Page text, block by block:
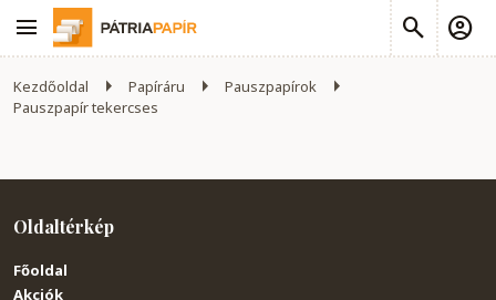
Kezdőoldal Papíráru
Pauszpapírok
Pauszpapír tekercses
Oldaltérkép
Főoldal
Akciók